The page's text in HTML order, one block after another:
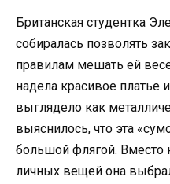
Британская студентка
собиралась позволять
правилам мешать ей
надела красивое платье
выглядело как
выяснилось, что эта
большой флягой. Вместо
личных вещей она